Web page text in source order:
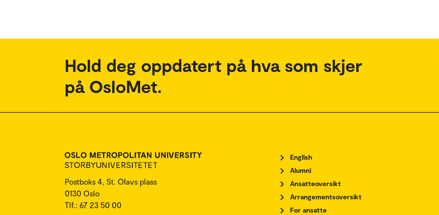
Hold deg oppdatert på hva som skjer
på OsloMet.
Postboks 4, St. Olavs plass
0130 Oslo
Tlf.: 67 23 50 00
English
Alumni
Ansatteoversikt
Arrangementsoversikt
For ansatte